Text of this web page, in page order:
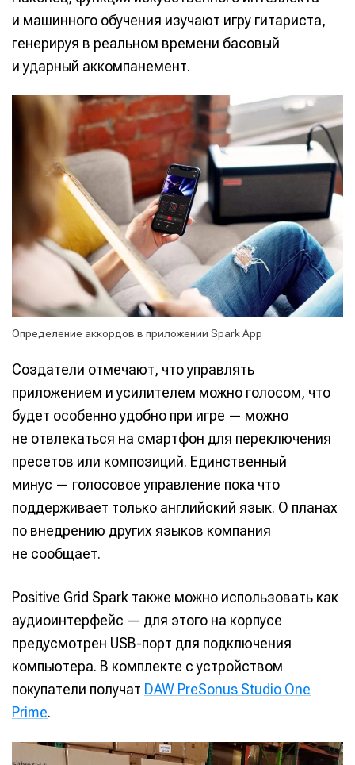
и машинного обучения изучают игру гитариста,
генерируя в реальном времени басовый
и ударный аккомпанемент.
Определение аккордов в приложении Spark App
Создатели отмечают, что управлять
приложением и усилителем можно голосом, что
будет особенно удобно при игре — можно
не отвлекаться на смартфон для переключения
пресетов или композиций. Единственный
минус — голосовое управление пока что
поддерживает только английский язык. О планах
по внедрению других языков компания
не сообщает.
Positive Grid Spark также можно использовать как
аудиоинтерфейс — для этого на корпусе
предусмотрен USB-порт для подключения
компьютера. В комплекте с устройством
покупатели получат DAW PreSonus Studio One
Prime.